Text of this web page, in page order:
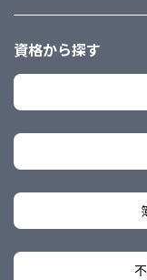
資格から探す